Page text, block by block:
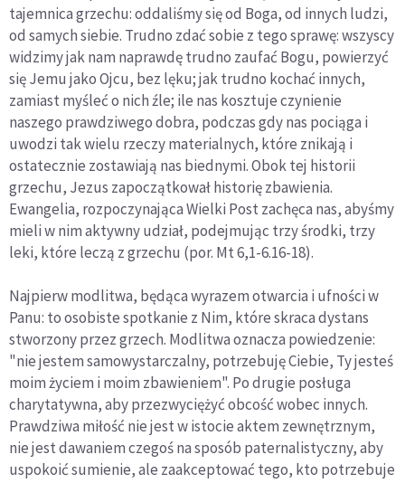
tajemnica grzechu: oddaliśmy się od Boga, od innych ludzi,
od samych siebie. Trudno zdać sobie z tego sprawę: wszyscy
widzimy jak nam naprawdę trudno zaufać Bogu, powierzyć
się Jemu jako Ojcu, bez lęku; jak trudno kochać innych,
zamiast myśleć o nich źle; ile nas kosztuje czynienie
naszego prawdziwego dobra, podczas gdy nas pociąga i
uwodzi tak wielu rzeczy materialnych, które znikają i
ostatecznie zostawiają nas biednymi. Obok tej historii
grzechu, Jezus zapoczątkował historię zbawienia.
Ewangelia, rozpoczynająca Wielki Post zachęca nas, abyśmy
mieli w nim aktywny udział, podejmując trzy środki, trzy
leki, które leczą z grzechu (por. Mt 6,1-6.16-18).
Najpierw modlitwa, będąca wyrazem otwarcia i ufności w
Panu: to osobiste spotkanie z Nim, które skraca dystans
stworzony przez grzech. Modlitwa oznacza powiedzenie:
"nie jestem samowystarczalny, potrzebuję Ciebie, Ty jesteś
moim życiem i moim zbawieniem". Po drugie posługa
charytatywna, aby przezwyciężyć obcość wobec innych.
Prawdziwa miłość nie jest w istocie aktem zewnętrznym,
nie jest dawaniem czegoś na sposób paternalistyczny, aby
uspokoić sumienie, ale zaakceptować tego, kto potrzebuje